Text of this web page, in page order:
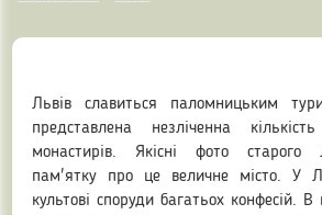
Львів славиться паломницьким
представлена незліченна
монастирів. Якісні фото старого
пам'ятку про це величне місто. У
культові споруди багатьох конфесій. В